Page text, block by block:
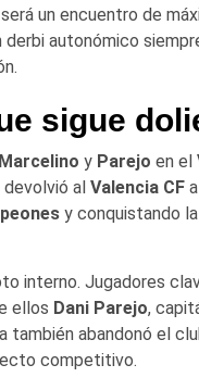
un encuentro de
autonómico
sigue
Marcelino y Parejo en el
devolvió al Valencia CFa
y conquistando la
interno. Jugadores
ellos Dani Parejo,
abandonó el
competitivo.